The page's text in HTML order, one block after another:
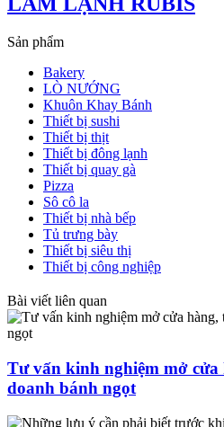
Sản phẩm
Bakery
LÒ NƯỚNG
Khuôn Khay Bánh
Thiết bị sushi
Thiết bị thịt
Thiết bị đông lạnh
Thiết bị quay gà
Pizza
Sô cô la
Thiết bị nhà bếp
Tủ trưng bày
Thiết bị siêu thị
Thiết bị công nghiệp
Bài viết liên quan
Tư vấn kinh nghiệm mở
doanh bánh ngọt